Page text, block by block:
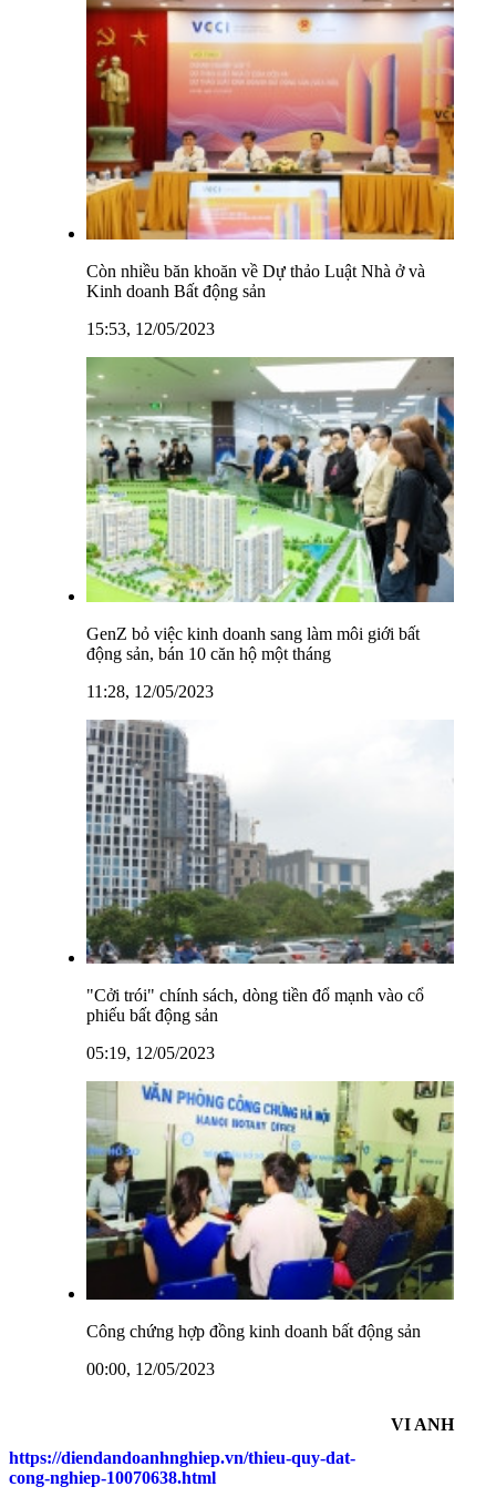
Còn nhiều băn khoăn về Dự thảo Luật Nhà ở và
Kinh doanh Bất động sản
15:53, 12/05/2023
GenZ bỏ việc kinh doanh sang làm môi giới bất
động sản, bán 10 căn hộ một tháng
11:28, 12/05/2023
"Cởi trói" chính sách, dòng tiền đổ mạnh vào cổ
phiếu bất động sản
05:19, 12/05/2023
Công chứng hợp đồng kinh doanh bất động sản
00:00, 12/05/2023
VI ANH
https://diendandoanhnghiep.vn/thieu-quy-dat-
cong-nghiep-10070638.html